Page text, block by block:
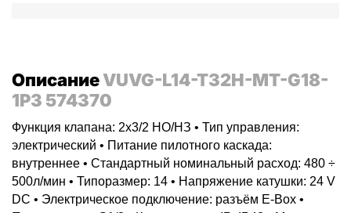
ОписаниеVUVG-L14-T32H-MT-G18-
1P3 574370
Функция клапана: 2x3/2 НO/НЗ • Тип управления:
электрический • Питание пилотного каскада:
внутреннее • Стандартный номинальный расход: 480 ÷
500л/мин • Типоразмер: 14 • Напряжение катушки: 24 V
DC • Электрическое подключение: разъём E-Box •